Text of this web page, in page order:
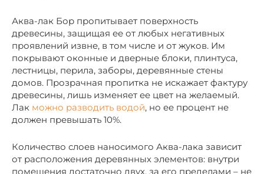
Аква-лак Бор пропитывает поверхность
древесины, защищая ее от любых негативных
проявлений извне, в том числе и от жуков. Им
покрывают оконные и дверные блоки, плинтуса,
лестницы, перила, заборы, деревянные стены
домов. Прозрачная пропитка не искажает фактуру
древесины, лишь изменяет ее цвет на желаемый.
Лак можно разводить водой, но ее процент не
должен превышать 10%.
Количество слоев наносимого Аква-лака зависит
от расположения деревянных элементов: внутри
помещения достаточно двух, за его пределами – не